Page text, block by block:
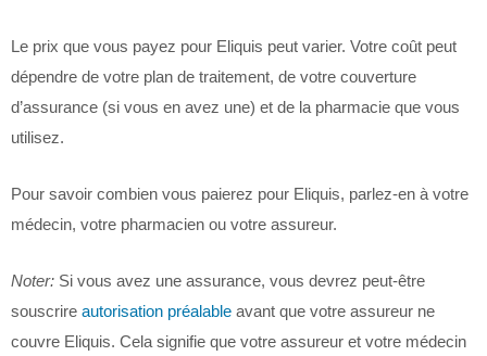
Le prix que vous payez pour Eliquis peut varier. Votre coût peut
dépendre de votre plan de traitement, de votre couverture
d’assurance (si vous en avez une) et de la pharmacie que vous
utilisez.
Pour savoir combien vous paierez pour Eliquis, parlez-en à votre
médecin, votre pharmacien ou votre assureur.
Noter: Si vous avez une assurance, vous devrez peut-être
souscrire autorisation préalable avant que votre assureur ne
couvre Eliquis. Cela signifie que votre assureur et votre médecin